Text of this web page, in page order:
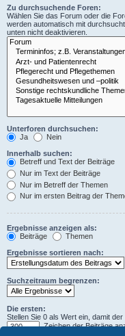
Zu durchsuchende Foren:
Wählen Sie das Forum oder die
werden automatisch mit
unten nicht deaktivieren.
Unterforen durchsuchen:
Ja
Nein
Innerhalb suchen:
Betreff und Text der Beiträge
Nur im Text der Beiträge
Nur im Betreff der Themen
Nur im ersten Beitrag der
Ergebnisse anzeigen als:
Beiträge
Themen
Ergebnisse sortieren nach:
Suchzeitraum begrenzen:
Die ersten:
Stellen Sie 0 als Wert ein, damit
Zeichen der Beiträge